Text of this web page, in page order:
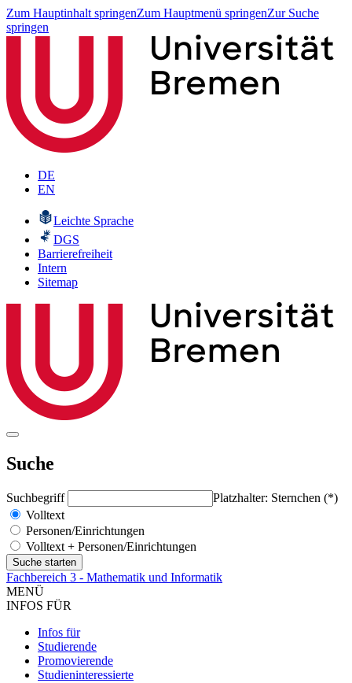
Zum Hauptinhalt springenZum Hauptmenü springenZur Suche
springen
DE
EN
Leichte Sprache
DGS
Barrierefreiheit
Intern
Sitemap
Suche
Suchbegriff
Platzhalter: Sternchen (*)
Volltext
Personen/Einrichtungen
Volltext + Personen/Einrichtungen
Fachbereich 3 - Mathematik und Informatik
MENÜ
INFOS FÜR
Infos für
Studierende
Promovierende
Studieninteressierte